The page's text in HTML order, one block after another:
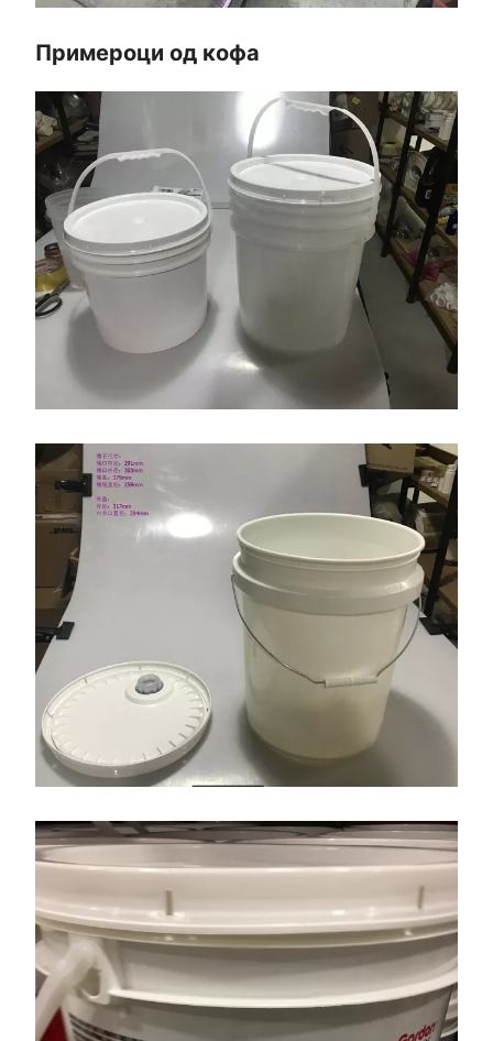
Примероци од кофа